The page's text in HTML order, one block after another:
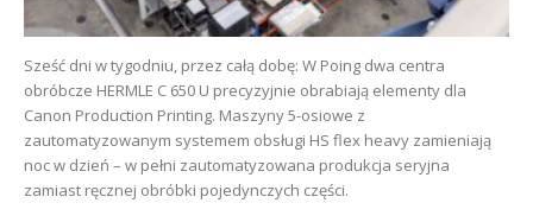
Sześć dni w tygodniu, przez całą dobę: W Poing dwa centra
obróbcze HERMLE C 650 U precyzyjnie obrabiają elementy dla
Canon Production Printing. Maszyny 5-osiowe z
zautomatyzowanym systemem obsługi HS flex heavy zamieniają
noc w dzień – w pełni zautomatyzowana produkcja seryjna
zamiast ręcznej obróbki pojedynczych części.